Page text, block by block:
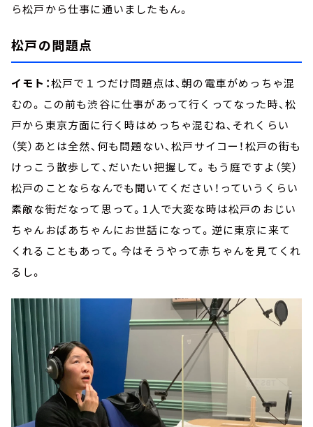
ら松戸から仕事に通いましたもん。
松戸の問題点
イモト：松戸で１つだけ問題点は、朝の電車がめっちゃ混
むの。この前も渋谷に仕事があって行くってなった時、松
戸から東京方面に行く時はめっちゃ混むね、それくらい
（笑）あとは全然、何も問題ない、松戸サイコー！松戸の街も
けっこう散歩して、だいたい把握して。もう庭ですよ（笑）
松戸のことならなんでも聞いてください！っていうくらい
素敵な街だなって思って。1人で大変な時は松戸のおじい
ちゃんおばあちゃんにお世話になって。逆に東京に来て
くれることもあって。今はそうやって赤ちゃんを見てくれ
るし。